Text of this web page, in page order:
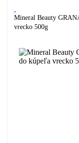
Mineral Beauty
vrecko 500g